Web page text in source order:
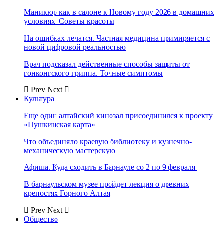
Маникюр как в салоне к Новому году 2026 в домашних
условиях. Советы красоты
На ошибках лечатся. Частная медицина примиряется с
новой цифровой реальностью
Врач подсказал действенные способы защиты от
гонконгского гриппа. Точные симптомы
Prev Next
Культура
Еще один алтайский кинозал присоединился к проекту
«Пушкинская карта»
Что объединяло краевую библиотеку и кузнечно-
механическую мастерскую
Афиша. Куда сходить в Барнауле со 2 по 9 февраля
В барнаульском музее пройдет лекция о древних
крепостях Горного Алтая
Prev Next
Общество